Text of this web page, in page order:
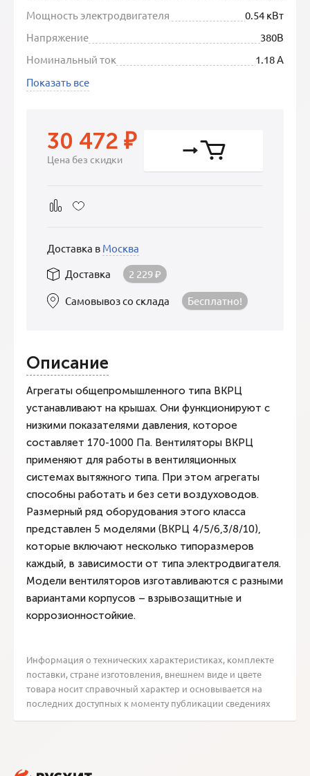
Мощность электродвигателя
0.54 кВт
Напряжение
380В
Номинальный ток
1.18 А
Показать все
30 472 ₽
Цена без скидки
Доставка в Москва
Доставка
2 229₽
Самовывоз со склада Бесплатно!
Описание
Агрегаты общепромышленного типа ВКРЦ
устанавливают на крышах. Они функционируют с
низкими показателями давления, которое
составляет 170-1000 Па. Вентиляторы ВКРЦ
применяют для работы в вентиляционных
системах вытяжного типа. При этом агрегаты
способны работать и без сети воздуховодов.
Размерный ряд оборудования этого класса
представлен 5 моделями (ВКРЦ 4/5/6,3/8/10),
которые включают несколько типоразмеров
каждый, в зависимости от типа электродвигателя.
Модели вентиляторов изготавливаются с разными
вариантами корпусов – взрывозащитные и
коррозионностойкие.
Информация о технических характеристиках, комплекте
поставки, стране изготовления, внешнем виде и цвете
товара носит справочный характер и основывается на
последних доступных к моменту публикации сведениях